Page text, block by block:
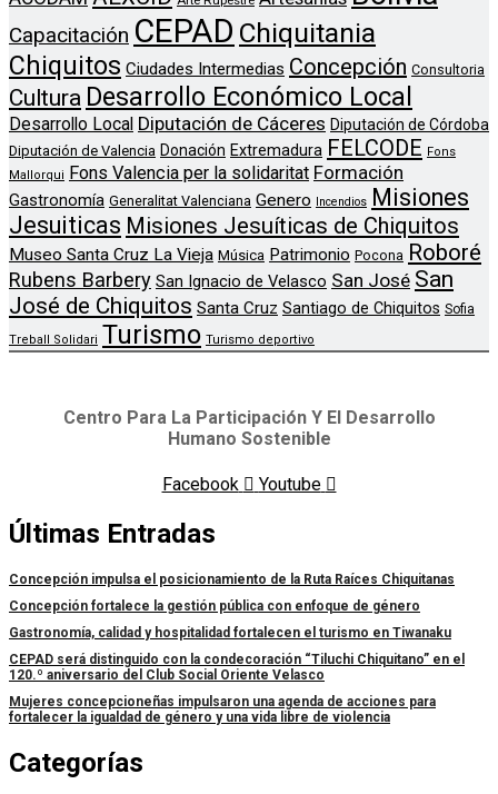
Capacitación CEPAD Chiquitania
Chiquitos Ciudades Intermedias Concepción Consultoria
Cultura Desarrollo Económico Local
Desarrollo Local Diputación de Cáceres Diputación de Córdoba
Diputación de Valencia Donación Extremadura FELCODE Fons
Mallorqui Fons Valencia per la solidaritat Formación
Gastronomía Generalitat Valenciana Genero Incendios Misiones
Jesuiticas Misiones Jesuíticas de Chiquitos
Museo Santa Cruz La Vieja Música Patrimonio Pocona Roboré
Rubens Barbery San Ignacio de Velasco San José San
José de Chiquitos Santa Cruz Santiago de Chiquitos Sofia
Treball Solidari Turismo Turismo deportivo
Centro Para La Participación Y El Desarrollo
Humano Sostenible
Facebook Youtube
Últimas Entradas
Concepción impulsa el posicionamiento de la Ruta Raíces Chiquitanas
Concepción fortalece la gestión pública con enfoque de género
Gastronomía, calidad y hospitalidad fortalecen el turismo en Tiwanaku
CEPAD será distinguido con la condecoración “Tiluchi Chiquitano” en el
120.º aniversario del Club Social Oriente Velasco
Mujeres concepcioneñas impulsaron una agenda de acciones para
fortalecer la igualdad de género y una vida libre de violencia
Categorías